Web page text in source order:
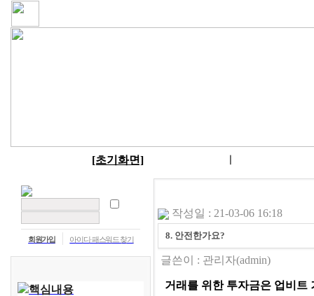
[초기화면]
회원가입 아이디·패스워드 찾기
핵심내용
작성일 : 21-03-06 16:18
8. 안전한가요?
글쓴이 : 관리자(admin)
거래를 위한 투자금은 업비트